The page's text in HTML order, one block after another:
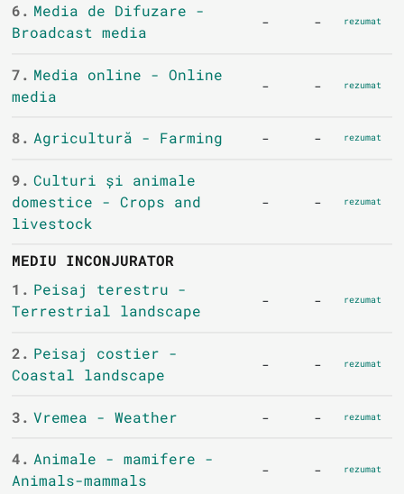
6. Media de Difuzare -
Broadcast media
- - rezumat
7. Media online - Online
media
- - rezumat
8. Agricultură - Farming - - rezumat
9. Culturi și animale
domestice - Crops and
livestock
- - rezumat
MEDIU INCONJURATOR
1. Peisaj terestru -
Terrestrial landscape
- - rezumat
2. Peisaj costier -
Coastal landscape
- - rezumat
3. Vremea - Weather - - rezumat
4. Animale - mamifere -
Animals-mammals
- - rezumat